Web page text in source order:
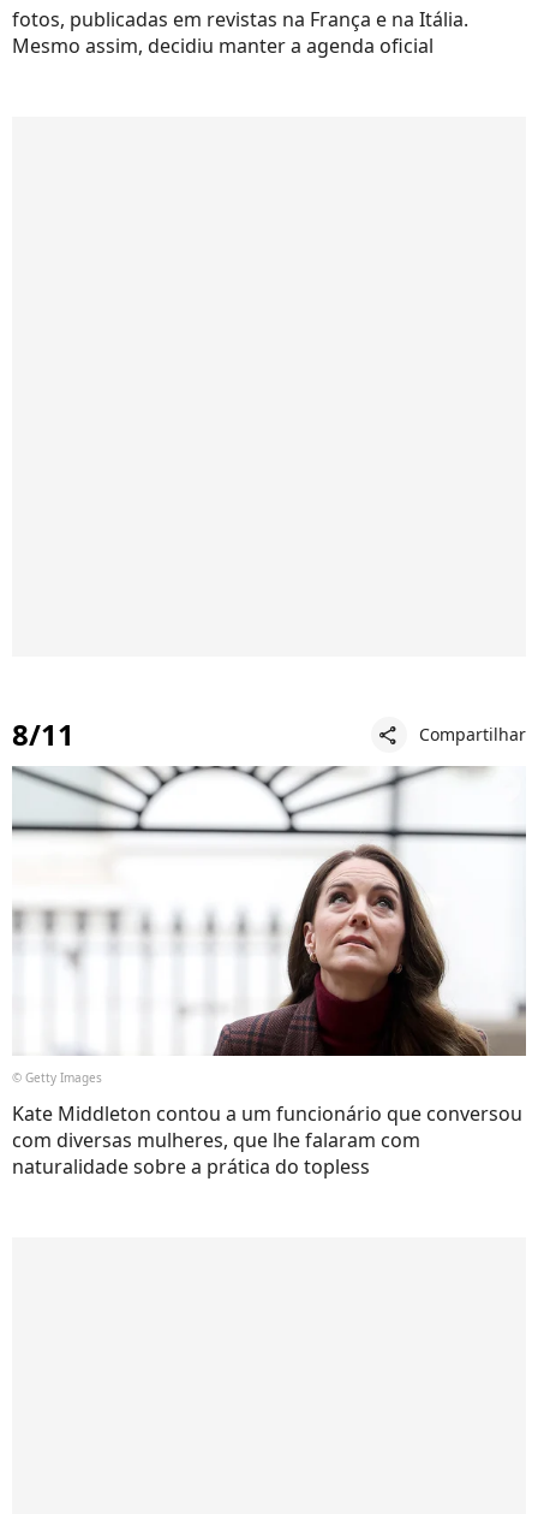
fotos, publicadas em revistas na França e na Itália.
Mesmo assim, decidiu manter a agenda oficial
8/11 share Compartilhar
© Getty Images
Kate Middleton contou a um funcionário que conversou
com diversas mulheres, que lhe falaram com
naturalidade sobre a prática do topless